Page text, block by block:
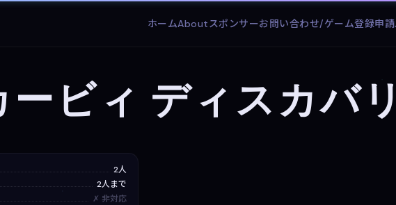
ホームAboutスポンサーお問い合わせ/ゲーム登録申請
ービィ ディスカバ
2人
2人まで
✗ 非対応